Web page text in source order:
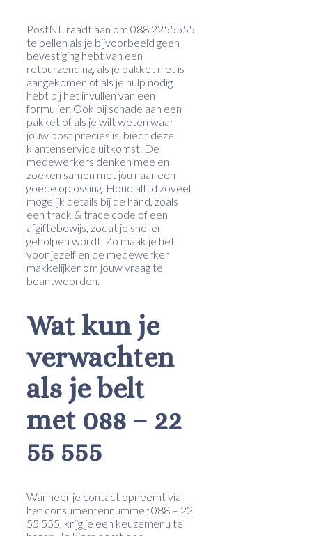
PostNL raadt aan om 088 2255555
te bellen als je bijvoorbeeld geen
bevestiging hebt van een
retourzending, als je pakket niet is
aangekomen of als je hulp nodig
hebt bij het invullen van een
formulier. Ook bij schade aan een
pakket of als je wilt weten waar
jouw post precies is, biedt deze
klantenservice uitkomst. De
medewerkers denken mee en
zoeken samen met jou naar een
goede oplossing. Houd altijd zoveel
mogelijk details bij de hand, zoals
een track & trace code of een
afgiftebewijs, zodat je sneller
geholpen wordt. Zo maak je het
voor jezelf en de medewerker
makkelijker om jouw vraag te
beantwoorden.
Wat kun je
verwachten
als je belt
met 088 – 22
55 555
Wanneer je contact opneemt via
het consumentennummer 088 – 22
55 555, krijg je een keuzemenu te